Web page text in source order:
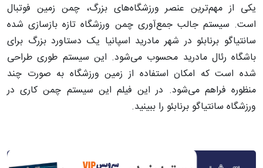
یکی از مهم‌ترین عنصر ورزشگاه‌های بزرگ، چمن زمین فوتبال
است. سیستم جالب جمع‌آوری چمن ورزشگاه تازه بازسازی شده
سانتیاگو برنابئو در شهر مادرید اسپانیا یک دستاورد بزرگ برای
باشگاه رئال مادرید محسوب می‌شود. این سیستم طوری طراحی
شده است که امکان استفاده از زمین ورزشگاه به صورت چند
منظوره فراهم می‌شود. در این فیلم این سیستم چمن کاری در
ورزشگاه سانتیاگو برنابئو را ببینید.